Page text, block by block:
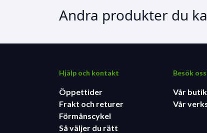
Andra produkter du
Hjälp och kontakt
Öppettider
Frakt och returer
Förmånscykel
Så väljer du rätt
Besök oss
Vår butik
Vår